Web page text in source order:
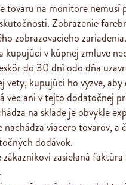
tovaru na monitore
Zobrazenie
zobrazovacieho zariadenia.
kupujúci v kúpnej zmluve
do 30 dní odo dňa
vety, kupujúci ho vyzve,
vec ani v tejto dodatočnej
na sklade je obvykle
nachádza viacero tovarov,
dodávok.
zasielaná